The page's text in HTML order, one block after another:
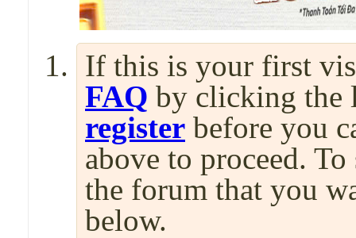
If this is your first
FAQ by clicking the
register before you
above to proceed.
the forum that you
below.